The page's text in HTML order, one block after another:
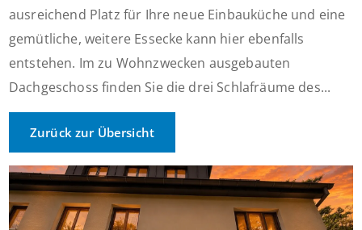
ausreichend Platz für Ihre neue Einbauküche und eine
gemütliche, weitere Essecke kann hier ebenfalls
entstehen. Im zu Wohnzwecken ausgebauten
Dachgeschoss finden Sie die drei Schlafräume des...
Zurück zur Übersicht